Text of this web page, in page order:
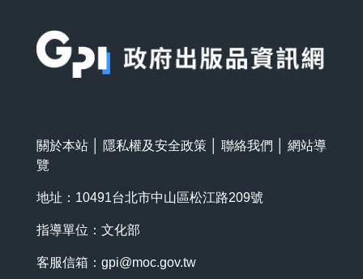
關於本站 隱私權及安全政策 聯絡我們
網站導
覽
地址：10491台北市中山區松江路209號
指導單位：文化部
客服信箱： gpi@moc.gov.tw